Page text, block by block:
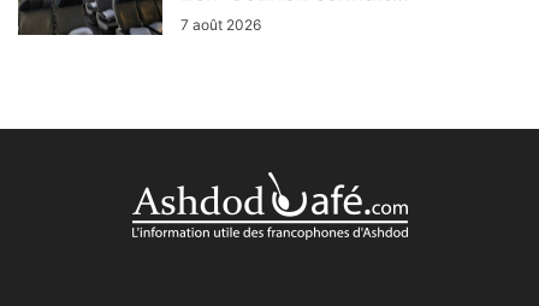
7 août 2026